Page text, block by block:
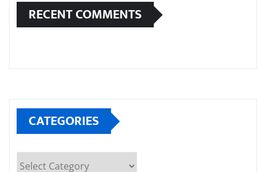
RECENT COMMENTS
CATEGORIES
Categories